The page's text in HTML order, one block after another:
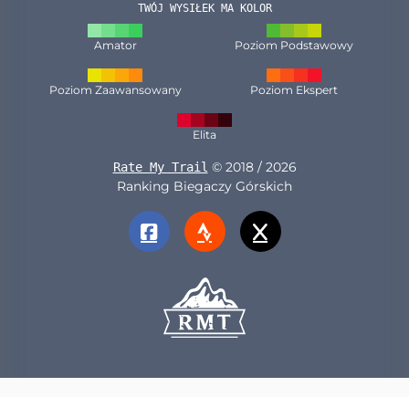
TWÓJ WYSIŁEK MA KOLOR
Amator Poziom Podstawowy
Poziom Zaawansowany Poziom Ekspert
Elita
Rate My Trail © 2018 / 2026
Ranking Biegaczy Górskich